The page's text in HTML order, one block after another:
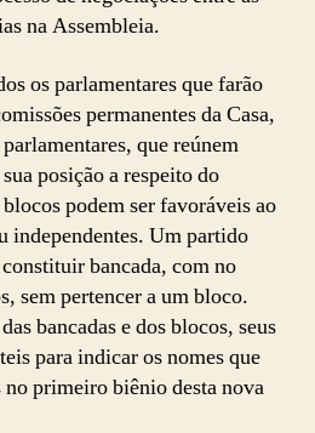
na Assembleia.
os parlamentares que farão
permanentes da Casa,
que reúnem
posição a respeito do
podem ser favoráveis ao
independentes. Um partido
bancada, com no
sem pertencer a um bloco.
bancadas e dos blocos, seus
para indicar os nomes que
no primeiro biênio desta nova